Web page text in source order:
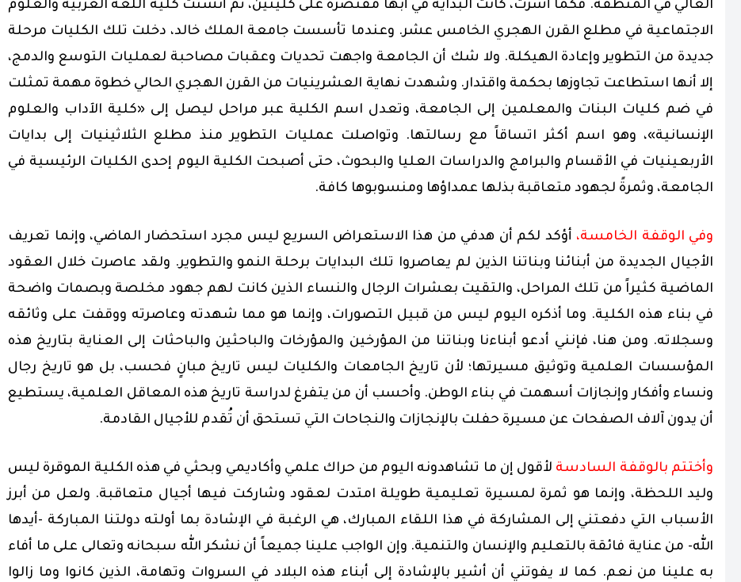
العالي في المنطقة. فكما أشرت، كانت البداية في أبها مقتصرة على كليتين، ثم أُنشئت كلية اللغة العربية والعلوم
الاجتماعية في مطلع القرن الهجري الخامس عشر. وعندما تأسست جامعة الملك خالد، دخلت تلك الكليات مرحلة
جديدة من التطوير وإعادة الهيكلة. ولا شك أن الجامعة واجهت تحديات وعقبات مصاحبة لعمليات التوسع والدمج،
إلا أنها استطاعت تجاوزها بحكمة واقتدار. وشهدت نهاية العشرينيات من القرن الهجري الحالي خطوة مهمة تمثلت
في ضم كليات البنات والمعلمين إلى الجامعة، وتعدل اسم الكلية عبر مراحل ليصل إلى «كلية الآداب والعلوم
الإنسانية»، وهو اسم أكثر اتساقاً مع رسالتها. وتواصلت عمليات التطوير منذ مطلع الثلاثينيات إلى بدايات
الأربعينيات في الأقسام والبرامج والدراسات العليا والبحوث، حتى أصبحت الكلية اليوم إحدى الكليات الرئيسية في
الجامعة، وثمرةً لجهود متعاقبة بذلها عمداؤها ومنسوبوها كافة.
وفي الوقفة الخامسة، أؤكد لكم أن هدفي من هذا الاستعراض السريع ليس مجرد استحضار الماضي، وإنما تعريف
الأجيال الجديدة من أبنائنا وبناتنا الذين لم يعاصروا تلك البدايات برحلة النمو والتطوير. ولقد عاصرت خلال العقود
الماضية كثيراً من تلك المراحل، والتقيت بعشرات الرجال والنساء الذين كانت لهم جهود مخلصة وبصمات واضحة
في بناء هذه الكلية. وما أذكره اليوم ليس من قبيل التصورات، وإنما هو مما شهدته وعاصرته ووقفت على وثائقه
وسجلاته. ومن هنا، فإنني أدعو أبناءنا وبناتنا من المؤرخين والمؤرخات والباحثين والباحثات إلى العناية بتاريخ هذه
المؤسسات العلمية وتوثيق مسيرتها؛ لأن تاريخ الجامعات والكليات ليس تاريخ مبانٍ فحسب، بل هو تاريخ رجال
ونساء وأفكار وإنجازات أسهمت في بناء الوطن. وأحسب أن من يتفرغ لدراسة تاريخ هذه المعاقل العلمية، يستطيع
أن يدون آلاف الصفحات عن مسيرة حفلت بالإنجازات والنجاحات التي تستحق أن تُقدم للأجيال القادمة.
وأختتم بالوقفة السادسة لأقول إن ما تشاهدونه اليوم من حراك علمي وأكاديمي وبحثي في هذه الكلية الموقرة ليس
وليد اللحظة، وإنما هو ثمرة لمسيرة تعليمية طويلة امتدت لعقود وشاركت فيها أجيال متعاقبة. ولعل من أبرز
الأسباب التي دفعتني إلى المشاركة في هذا اللقاء المبارك، هي الرغبة في الإشادة بما أولته دولتنا المباركة -أيدها
الله- من عناية فائقة بالتعليم والإنسان والتنمية. وإن الواجب علينا جميعاً أن نشكر الله سبحانه وتعالى على ما أفاء
به علينا من نعم. كما لا يفوتني أن أشير بالإشادة إلى أبناء هذه البلاد في السروات وتهامة، الذين كانوا وما زالوا